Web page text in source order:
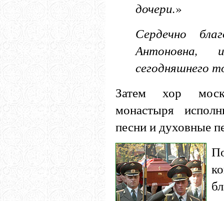
дочери.»
Сердечно
Антоновна,
сегодняшнего
Затем хор
монастыря
песни и духовные